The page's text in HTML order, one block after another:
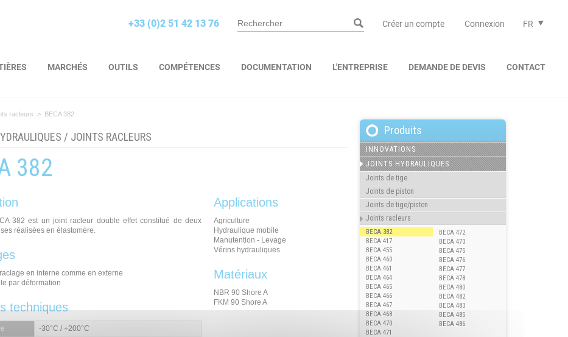
FR
Créer un compte Connexion
+33 (0)2 51 42 13 76
MARCHÉS OUTILS COMPÉTENCES DOCUMENTATION L'ENTREPRISE DEMANDE DE DEVIS CONTACT
racleurs > BECA 382
/ JOINTS RACLEURS
382
382 est un joint racleur double effet constitué de deux
réalisées en élastomère.
en interne comme en externe
par déformation
techniques
-30°C / +200°C
Applications
Agriculture
Hydraulique mobile
Manutention - Levage
Vérins hydrauliques
Matériaux
NBR 90 Shore A
FKM 90 Shore A
Produits
INNOVATIONS
JOINTS HYDRAULIQUES
Joints de tige
Joints de piston
Joints de tige/piston
Joints racleurs
BECA 382
BECA 417
BECA 455
BECA 460
BECA 461
BECA 464
BECA 465
BECA 466
BECA 467
BECA 468
BECA 470
BECA 471
BECA 472
BECA 473
BECA 475
BECA 476
BECA 477
BECA 478
BECA 480
BECA 482
BECA 483
BECA 485
BECA 486